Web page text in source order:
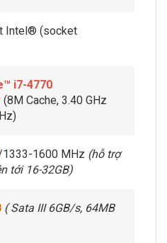
Intel® (socket
i7-4770
(8M Cache, 3.40 GHz
1600 MHz (hỗ trợ
tới 16-32GB)
( Sata III 6GB/s, 64MB